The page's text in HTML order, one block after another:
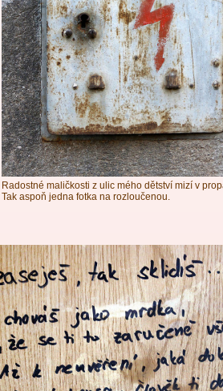
Radostné maličkosti z ulic mého dětství mizí v
Tak aspoň jedna fotka na rozloučenou.